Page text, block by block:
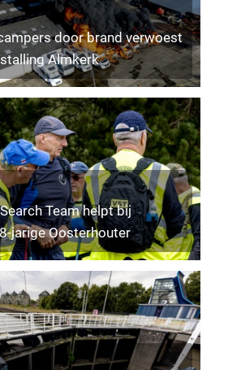
door brand verwoest
Almkerk
Team helpt bij
jarige Oosterhouter